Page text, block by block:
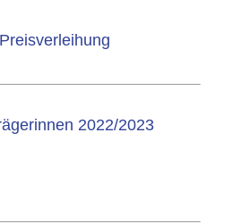
2022/2023